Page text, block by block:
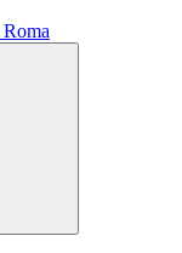
Roma